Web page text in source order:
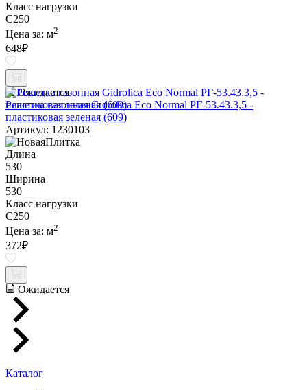
Класс нагрузки
C250
Цена за: м2
648₽
Ожидается
Решетка газонная Gidrolica Eco Normal РГ-53.43.3,5 -
пластиковая зеленая (609)
Артикул: 1230103
Длина
530
Ширина
530
Класс нагрузки
C250
Цена за: м2
372₽
Ожидается
Каталог